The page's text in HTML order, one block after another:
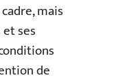
mais
ses
de